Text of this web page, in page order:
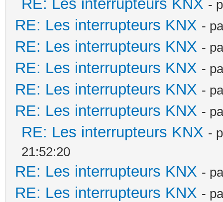
RE: Les interrupteurs KNX -
RE: Les interrupteurs KNX -
RE: Les interrupteurs KNX -
RE: Les interrupteurs KNX -
RE: Les interrupteurs KNX -
RE: Les interrupteurs KNX -
RE: Les interrupteurs KNX -
21:52:20
RE: Les interrupteurs KNX -
RE: Les interrupteurs KNX -